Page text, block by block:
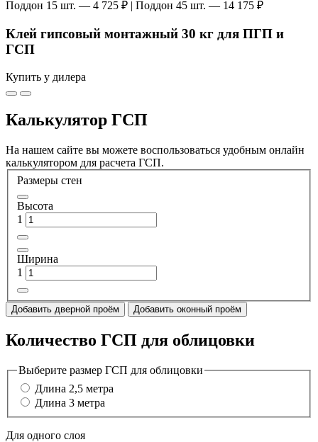
Поддон 15 шт. — 4 725 ₽ | Поддон 45 шт. — 14 175 ₽
Клей гипсовый монтажный 30 кг для ПГП и
ГСП
Купить у дилера
Калькулятор ГСП
На нашем сайте вы можете воспользоваться удобным онлайн
калькулятором для расчета ГСП.
Размеры стен
Высота
1
Ширина
1
Добавить дверной проём Добавить оконный проём
Количество ГСП для облицовки
Выберите размер ГСП для облицовки
Длина 2,5 метра
Длина 3 метра
Для одного слоя